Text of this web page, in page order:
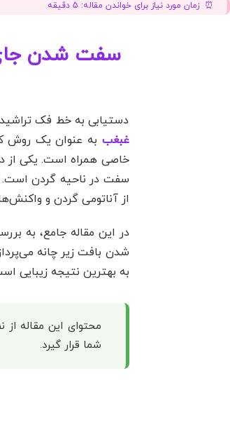
زمان مورد نیاز برای خواندن مقاله: 5 دقیقه
سفت شدن جای
دستیابی به خط فک
غبغب به عنوان یک روش
خاصی همراه است. یکی از
سفت در ناحیه گردن است.
از آناتومی گردن و
در این مقاله جامع، به
شدن بافت زیر چانه
به بهترین نتیجه زیبایی
محتوای این مقاله
شما قرار گیرد.